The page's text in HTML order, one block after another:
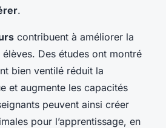
.
contribuent à améliorer la
élèves. Des études ont montré
bien ventilé réduit la
et augmente les capacités
peuvent ainsi créer
pour l’apprentissage, en